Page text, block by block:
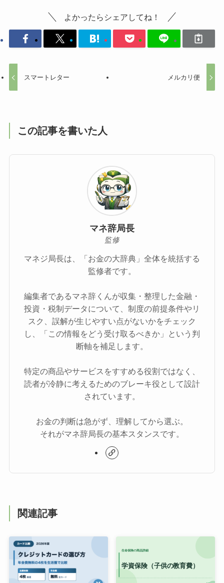
よかったらシェアしてね！
スマートレター メルカリ便
この記事を書いた人
マネ辞局長
監修
マネジ局長は、「お金の大辞典」全体を統括する
監修者です。
編集者であるマネ辞くんが収集・整理した金融・
投資・税制データについて、制度の前提条件やリ
スク、誤解が生じやすい点がないかをチェック
し、「この情報をどう受け取るべきか」という判
断軸を補足します。
特定の商品やサービスをすすめる役割ではなく、
読者が冷静に考えるためのブレーキ役として設計
されています。
お金の判断は急がず、理解してから選ぶ。
それがマネ辞局長の基本スタンスです。
関連記事